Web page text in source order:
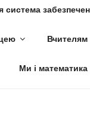
система
Вчителям
Ми і математика